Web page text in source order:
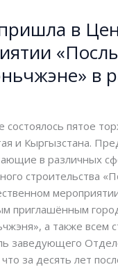
в
в
состоялось пятое
и Кыргызстана.
в различных
строительства
приглашённым
а также
заведующего
за десять лет